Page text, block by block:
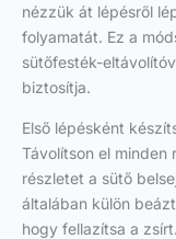
nézzük át lépésről
folyamatát. Ez a
sütőfesték-
biztosítja.
Első lépésként
Távolítson el minden
részletet a sütő
általában külön
hogy fellazítsa a